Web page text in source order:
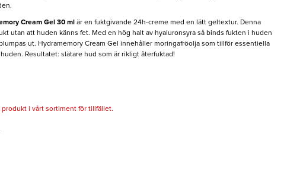
Cream Gel 30 ml är en fuktgivande 24h-creme med en lätt geltextur. Denna
utan att huden känns fet. Med en hög halt av hyaluronsyra så binds fukten i huden
ut. Hydramemory Cream Gel innehåller moringafröolja som tillför essentiella
Resultatet: slätare hud som är rikligt återfuktad!
produkt i vårt sortiment för tillfället.